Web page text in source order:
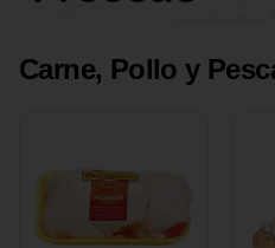
Carne, Pollo y